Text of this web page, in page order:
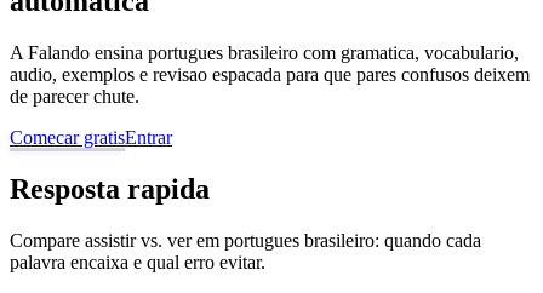
A Falando ensina portugues brasileiro com gramatica, vocabulario,
audio, exemplos e revisao espacada para que pares confusos deixem
de parecer chute.
Comecar gratisEntrar
Resposta rapida
Compare assistir vs. ver em portugues brasileiro: quando cada
palavra encaixa e qual erro evitar.